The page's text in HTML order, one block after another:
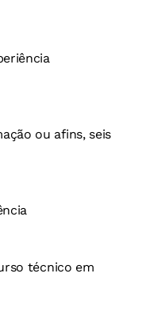
ou afins, seis
técnico em